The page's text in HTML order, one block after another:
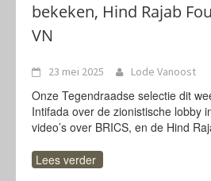
bekeken, Hind Rajab
VN
23 mei 2025 Lode Vanoost
Onze Tegendraadse selectie dit
Intifada over de zionistische lobby
video’s over BRICS, en de Hind
Lees verder